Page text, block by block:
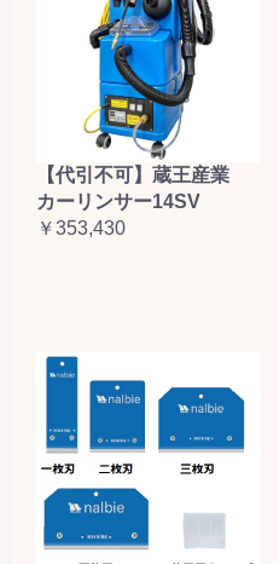
【代引不可】蔵王産業
カーリンサー14SV
￥353,430